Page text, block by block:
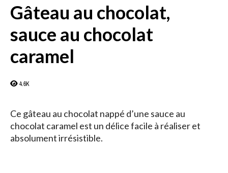
Gâteau au chocolat,
sauce au chocolat
caramel
4.6K
Ce gâteau au chocolat nappé d’une sauce au
chocolat caramel est un délice facile à réaliser et
absolument irrésistible.